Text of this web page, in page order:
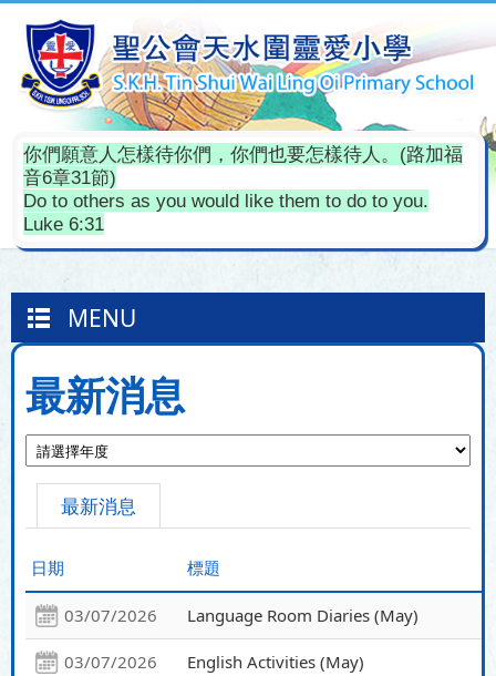
你們願意人怎樣待你們，你們也要怎樣待人。(路加福
音6章31節)
Do to others as you would like them to do to you.
Luke 6:31
MENU
最新消息
最新消息
日期 標題
03/07/2026 Language Room Diaries (May)
03/07/2026 English Activities (May)